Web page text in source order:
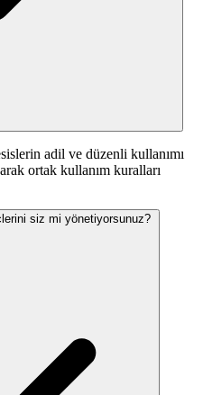
adil ve düzenli kullanımı
ortak kullanım kuralları
siz mi yönetiyorsunuz?